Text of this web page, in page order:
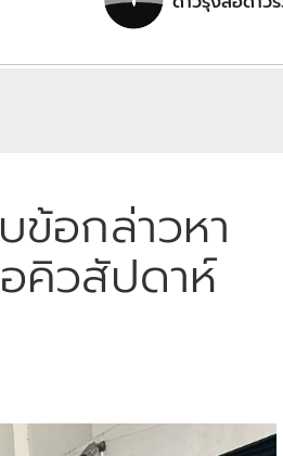
ข้อกล่าวหา
คิวสัปดาห์